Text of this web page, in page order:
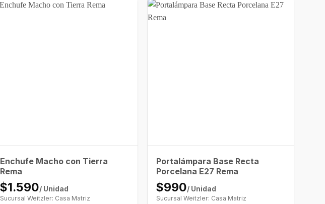
Enchufe Macho con Tierra
Rema
$1.590/ Unidad
Sucursal Weitzler: Casa Matriz
Portalámpara Base Recta
Porcelana E27 Rema
$990/ Unidad
Sucursal Weitzler: Casa Matriz